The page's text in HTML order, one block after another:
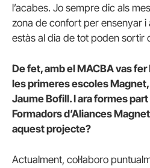
l’acabes. Jo sempre dic als
zona de confort per ensenyar i
estàs al dia de tot poden sortir
De fet, amb el MACBA vas fer
les primeres escoles
Jaume Bofill. I ara formes part
Formadors d’Aliances
aquest projecte?
Actualment, col·laboro